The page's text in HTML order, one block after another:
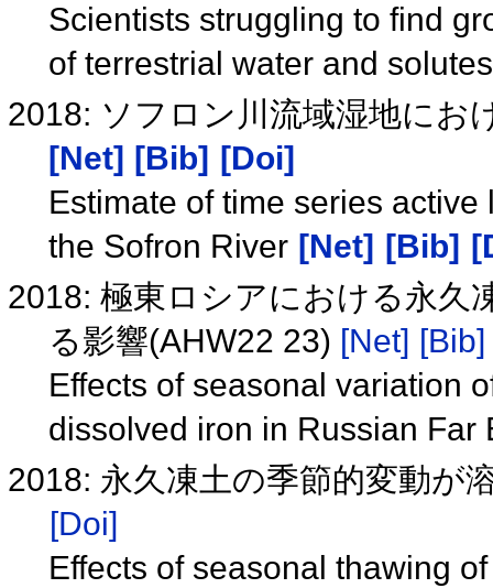
Scientists struggling to find
of terrestrial water and
2018: ソフロン川流域湿地にお
[Net] [Bib]
[Doi]
Estimate of time series
the Sofron River [Net] [Bib]
2018: 極東ロシアにおける永久
る影響(AHW22 23) [Net] [Bib]
Effects of seasonal variation
dissolved iron in Russian
2018: 永久凍土の季節的変動が
[Doi]
Effects of seasonal thawing